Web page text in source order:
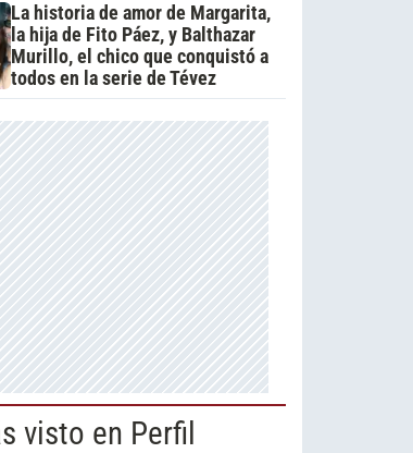
La historia de amor de Margarita,
la hija de Fito Páez, y Balthazar
Murillo, el chico que conquistó a
todos en la serie de Tévez
visto en Perfil